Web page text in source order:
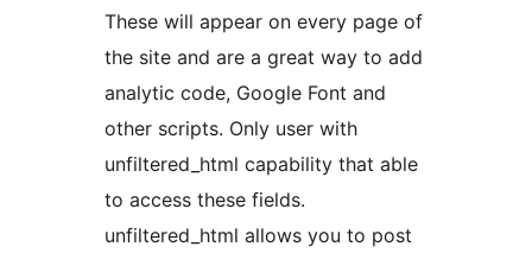
These will appear on every page of
the site and are a great way to add
analytic code, Google Font and
other scripts. Only user with
unfiltered_html capability that able
to access these fields.
unfiltered_html allows you to post